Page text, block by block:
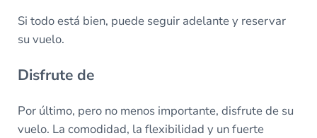
Si todo está bien, puede seguir adelante y reservar
su vuelo.
Disfrute de
Por último, pero no menos importante, disfrute de su
vuelo. La comodidad, la flexibilidad y un fuerte